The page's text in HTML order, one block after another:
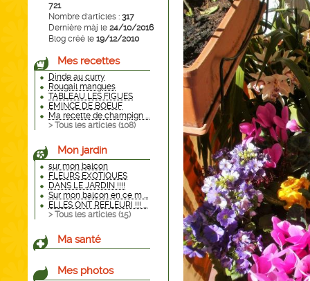
721
Nombre d'articles : 317
Dernière màj le 24/10/2016
Blog créé le 19/12/2010
Mes recettes
Dinde au curry
Rougail mangues
TABLEAU LES FIGUES
EMINCE DE BOEUF
Ma recette de champign ...
> Tous les articles (108)
Mon jardin
sur mon balcon
FLEURS EXOTIQUES
DANS LE JARDIN !!!!
Sur mon balcon en ce m ...
ELLES ONT REFLEURI !!! ...
> Tous les articles (15)
Ma santé
Mes photos